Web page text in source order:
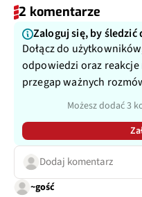
2 komentarze
Zaloguj się, by śledzić
Dołącz do
odpowiedzi oraz
przegap ważnych
Możesz dodać 3
Dodaj komentarz
~gość